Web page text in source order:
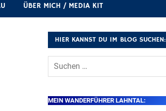
ÜBER MICH / MEDIA KIT
HIER KANNST DU IM BLOG SUCHEN:
MEIN WANDERFÜHRER LAHNTAL: